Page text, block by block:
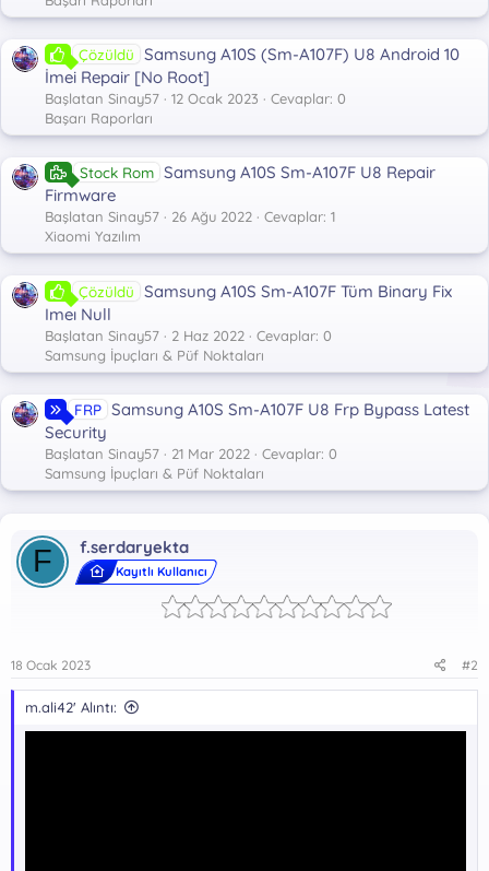
Çözüldü Samsung A10S (Sm-A107F) U8 Android 10
İmei Repair [No Root]
Başlatan Sinay57 12 Ocak 2023
Cevaplar: 0
Başarı Raporları
Stock Rom Samsung A10S Sm-A107F U8 Repair
Firmware
Başlatan Sinay57 26 Ağu 2022
Cevaplar: 1
Xiaomi Yazılım
Çözüldü Samsung A10S Sm-A107F Tüm Binary Fix
Imeı Null
Başlatan Sinay57 2 Haz 2022
Cevaplar: 0
Samsung İpuçları & Püf Noktaları
FRP Samsung A10S Sm-A107F U8 Frp Bypass Latest
Security
Başlatan Sinay57 21 Mar 2022
Cevaplar: 0
Samsung İpuçları & Püf Noktaları
F f.serdaryekta
Kayıtlı Kullanıcı
18 Ocak 2023 #2
m.ali42' Alıntı: